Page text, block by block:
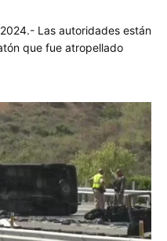
Las autoridades están
que fue atropellado